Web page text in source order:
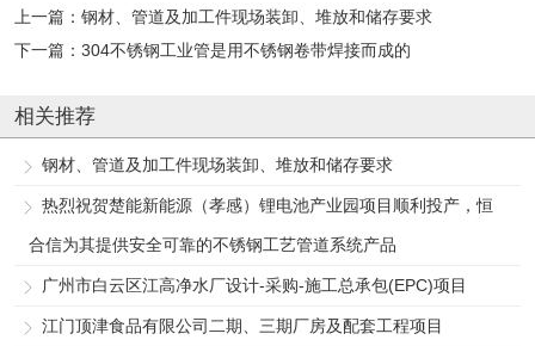
上一篇： 钢材、管道及加工件现场装卸、堆放和储存要求
下一篇： 304不锈钢工业管是用不锈钢卷带焊接而成的
相关推荐
钢材、管道及加工件现场装卸、堆放和储存要求
热烈祝贺楚能新能源（孝感）锂电池产业园项目顺利投产，恒
合信为其提供安全可靠的不锈钢工艺管道系统产品
广州市白云区江高净水厂设计-采购-施工总承包(EPC)项目
江门顶津食品有限公司二期、三期厂房及配套工程项目